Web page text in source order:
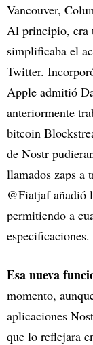
Vancouver,
Al principio, era
simplificaba el
Twitter.
Apple admitió
anteriormente
bitcoin
de Nostr
llamados zaps a
@Fiatjaf añadió
permitiendo a
especificaciones.
Esa nueva
momento,
aplicaciones
que lo reflejara